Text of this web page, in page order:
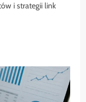
i strategii link